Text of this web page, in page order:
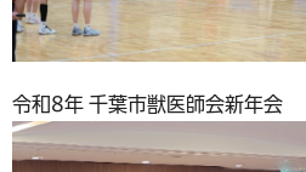
令和8年 千葉市獣医師会新年会